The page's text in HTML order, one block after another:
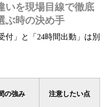
いを現場目線で徹底
ぶ時の決め手
付」と「24時間出動」は別
の強み 注意したい点